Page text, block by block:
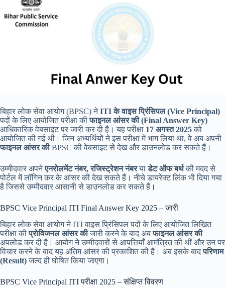
बिहार लोक सेवा आयोग (BPSC) नेITI के वाइस प्रिंसिपल (Vice Principal)
पदों के लिए आयोजित परीक्षा कीफाइनल आंसर की (Final Answer Key)
आधिकारिक वेबसाइट पर जारी कर दी है। यह परीक्षा 17 अगस्त 2025को
आयोजित की गई थी। जिन अभ्यर्थियों ने इस परीक्षा में भाग लिया था, वे अब अपनी
फाइनल आंसर कीBPSC की वेबसाइट से देख और डाउनलोड कर सकते हैं।
उम्मीदवार अपनेएनरोलमेंट नंबर, रजिस्ट्रेशन नंबरयाडेट ऑफ बर्थकी मदद से
पोर्टल में लॉगिन कर के आंसर की देख सकते हैं। नीचे डायरेक्ट लिंक भी दिया गया
है जिससे उम्मीदवार आसानी से डाउनलोड कर सकते हैं।
BPSC Vice Principal ITI Final Answer Key 2025 – जारी
बिहार लोक सेवा आयोग ने ITI वाइस प्रिंसिपल पदों के लिए आयोजित लिखित
परीक्षा कीप्रोविजनल आंसर कीजारी करने के बाद अबफाइनल आंसर की
अपलोड कर दी है। आयोग ने उम्मीदवारों से आपत्तियाँ आमंत्रित की थीं और उन पर
विचार करने के बाद यह अंतिम आंसर की प्रकाशित की है। अब इसके बादपरिणाम
(Result)जल्द ही घोषित किया जाएगा।
BPSC Vice Principal ITI परीक्षा 2025 – संक्षिप्त विवरण